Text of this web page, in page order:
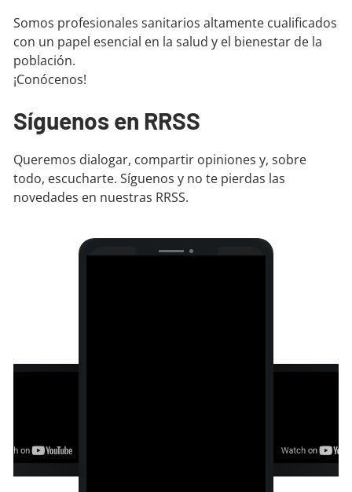
Somos profesionales sanitarios altamente cualificados
con un papel esencial en la salud y el bienestar de la
población.
¡Conócenos!
Síguenos en RRSS
Queremos dialogar, compartir opiniones y, sobre
todo, escucharte. Síguenos y no te pierdas las
novedades en nuestras RRSS.